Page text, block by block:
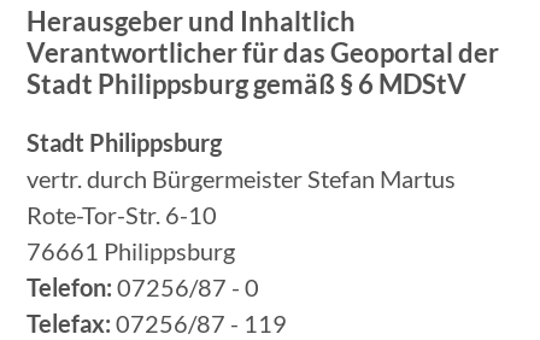
Herausgeber und Inhaltlich
Verantwortlicher für das Geoportal der
Stadt Philippsburg gemäß § 6 MDStV
Stadt Philippsburg
vertr. durch Bürgermeister Stefan Martus
Rote-Tor-Str. 6-10
76661 Philippsburg
Telefon: 07256/87 - 0
Telefax: 07256/87 - 119